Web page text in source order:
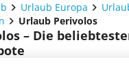
Urlaub Europa
Urlaub Perivolos
– Die